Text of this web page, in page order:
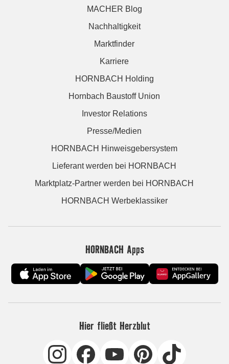
MACHER Blog
Nachhaltigkeit
Marktfinder
Karriere
HORNBACH Holding
Hornbach Baustoff Union
Investor Relations
Presse/Medien
HORNBACH Hinweisgebersystem
Lieferant werden bei HORNBACH
Marktplatz-Partner werden bei HORNBACH
HORNBACH Werbeklassiker
HORNBACH Apps
Hier fließt Herzblut